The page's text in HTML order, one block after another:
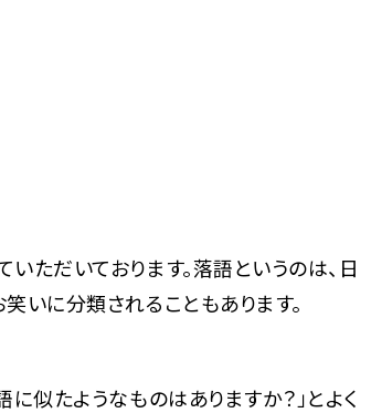
ただいております。落語というのは、日
いに分類されることもあります。
似たようなものはありますか？」とよく